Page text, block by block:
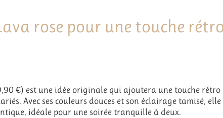
rose pour une touche
€) est une idée originale qui ajoutera une touche rétro
Avec ses couleurs douces et son éclairage tamisé,
idéale pour une soirée tranquille à deux.